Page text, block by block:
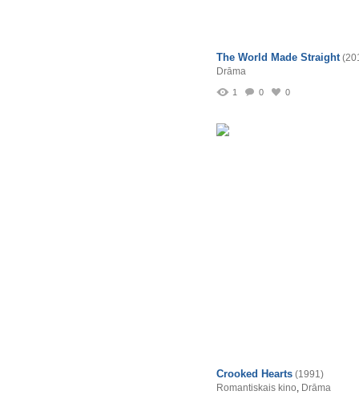
The World Made Straight
Drāma
1 0 0
Crooked Hearts (1991)
Romantiskais kino, Drāma